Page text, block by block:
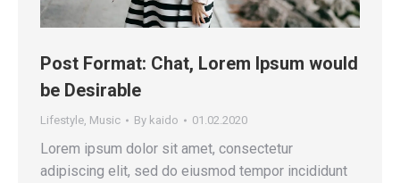
Post Format: Chat, Lorem Ipsum would
be Desirable
Lifestyle Music By kaido 01.02.2020
Lorem ipsum dolor sit amet, consectetur
adipiscing elit, sed do eiusmod tempor incididunt